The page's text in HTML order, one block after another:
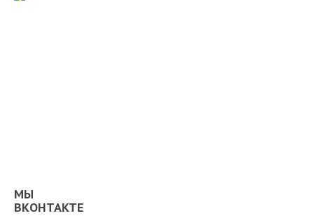
МЫ
ВКОНТАКТЕ